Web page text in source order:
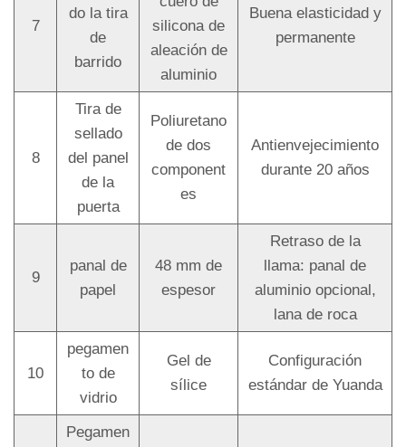
7
do la tira
de
barrido
silicona de
aleación de
aluminio
Buena elasticidad y
permanente
8
Tira de
sellado
del panel
de la
puerta
Poliuretano
de dos
component
es
Antienvejecimiento
durante 20 años
9
panal de
papel
48 mm de
espesor
Retraso de la
llama: panal de
aluminio opcional,
lana de roca
10
pegamen
to de
vidrio
Gel de
sílice
Configuración
estándar de Yuanda
Pegamen